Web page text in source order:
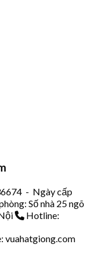
- Ngày cấp
Số nhà 25 ngõ
Hotline:
vuahatgiong.com